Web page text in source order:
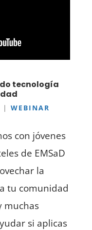
tecnología
| WEBINAR
con jóvenes
de EMSaD
la
tu comunidad
muchas
si aplicas